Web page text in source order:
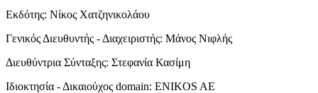
Εκδότης: Νίκος Χατζηνικολάου
Γενικός Διευθυντής - Διαχειριστής: Μάνος Νιφλής
Διευθύντρια Σύνταξης: Στεφανία Κασίμη
Ιδιοκτησία - Δικαιούχος domain: ENIKOS AE